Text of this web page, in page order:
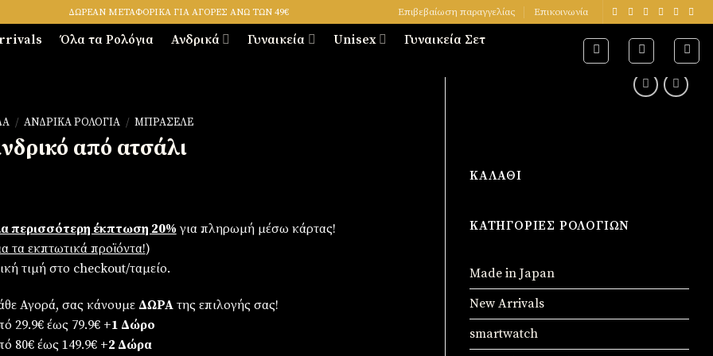
ΔΩΡΕΑΝ ΜΕΤΑΦΟΡΙΚΑ ΓΙΑ ΑΓΟΡΕΣ ΑΝΩ ΤΩΝ 49€ Επιβεβαίωση παραγγελίας Επικοινωνία
Όλα τα Ρολόγια Ανδρικά Γυναικεία Unisex
Γυναικεία Σετ
ΚΑΛΆΘΙ
ΚΑΤΗΓΟΡΊΕΣ ΡΟΛΟΓΙΏΝ
Made in Japan
New Arrivals
smartwatch
/ ΑΝΔΡΙΚΆ ΡΟΛΌΓΙΑ / ΜΠΡΑΣΕΛΈ
από ατσάλι
περισσότερη έκπτωση 20% για πληρωμή μέσω κάρτας!
τα εκπτωτικά προϊόντα!)
τιμή στο checkout/ταμείο.
Αγορά, σας κάνουμε ΔΩΡΑτης επιλογής σας!
29.9€ έως 79.9€ +1 Δώρο
80€ έως 149.9€ +2 Δώρα